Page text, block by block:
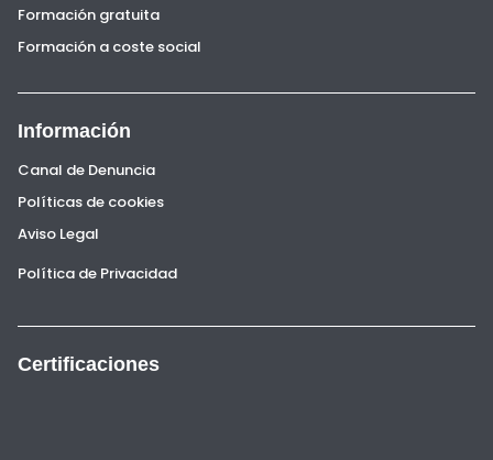
Formación gratuita
Formación a coste social
Información
Canal de Denuncia
Políticas de cookies
Aviso Legal
Política de Privacidad
Certificaciones